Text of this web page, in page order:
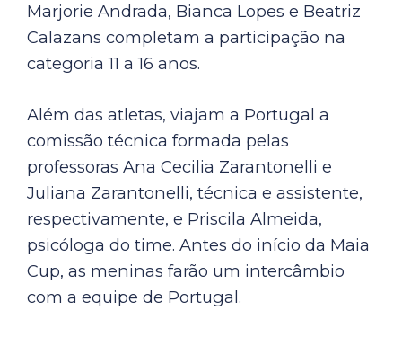
Marjorie Andrada, Bianca Lopes e Beatriz
Calazans completam a participação na
categoria 11 a 16 anos.
Além das atletas, viajam a Portugal a
comissão técnica formada pelas
professoras Ana Cecilia Zarantonelli e
Juliana Zarantonelli, técnica e assistente,
respectivamente, e Priscila Almeida,
psicóloga do time. Antes do início da Maia
Cup, as meninas farão um intercâmbio
com a equipe de Portugal.